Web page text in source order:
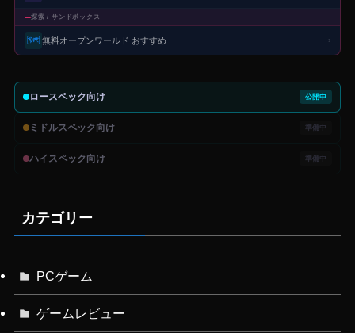
探索 / サンドボックス
🗺️ 無料オープンワールド おすすめ ›
ロースペック向け 公開中
ミドルスペック向け 準備中
ハイスペック向け 準備中
カテゴリー
PCゲーム
ゲームレビュー